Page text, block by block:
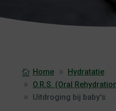
Home
Hydratatie
O.R.S. (Oral
Uitdroging bij baby's